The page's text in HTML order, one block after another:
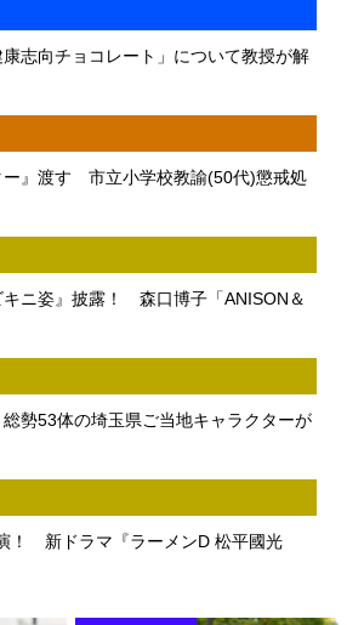
志向チョコレート」について教授が解
ー』渡す 市立小学校教諭(50代)懲戒処
キニ姿』披露！ 森口博子「ANISON＆
勢53体の埼玉県ご当地キャラクターが
！ 新ドラマ『ラーメンD 松平國光